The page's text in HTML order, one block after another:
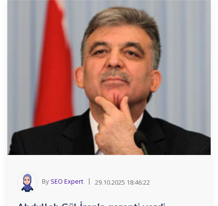
By SEO Expert 29.10.2025 18:46:22